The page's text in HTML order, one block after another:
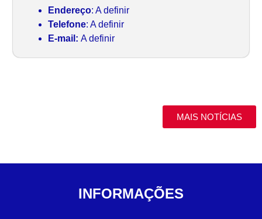
Endereço: A definir
Telefone: A definir
E-mail: A definir
MAIS NOTÍCIAS
INFORMAÇÕES